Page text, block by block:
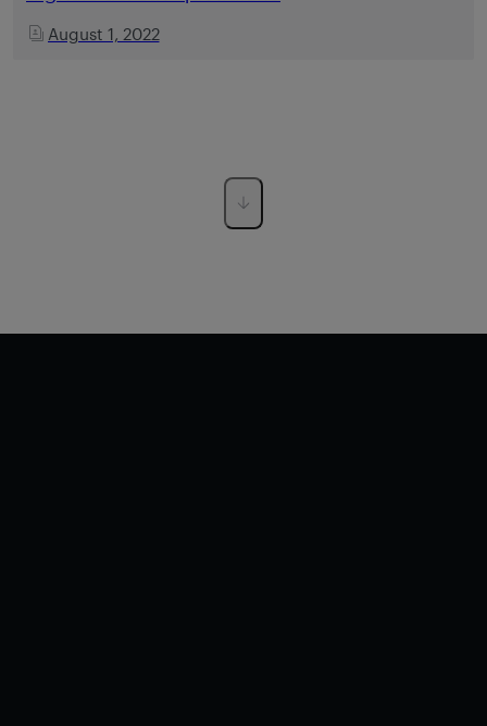
August 1, 2022